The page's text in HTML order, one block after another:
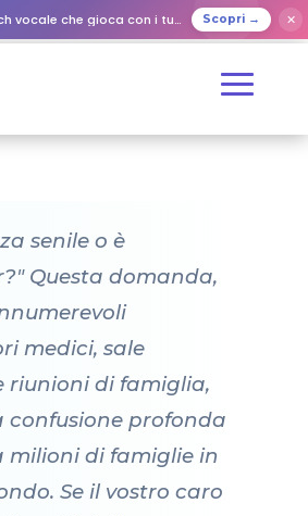
vocale che gioca con i tuoi cari Scopri → ✕
senile o è
Questa domanda,
medici, sale
riunioni di famiglia,
confusione profonda
milioni di famiglie in
Se il vostro caro